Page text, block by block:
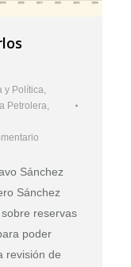
y Política,
Petrolera,
Sánchez
Sánchez
reservas
poder
revisión de